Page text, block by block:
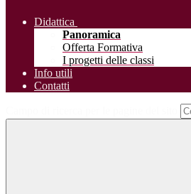
Didattica
Panoramica
Offerta Formativa
I progetti delle classi
Info utili
Contatti